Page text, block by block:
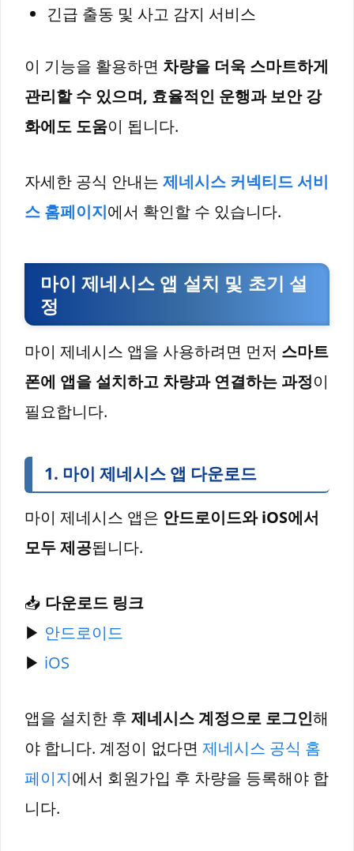
긴급 출동 및 사고 감지 서비스
이 기능을 활용하면 차량을 더욱 스마트하게
관리할 수 있으며, 효율적인 운행과 보안 강
화에도 도움이 됩니다.
자세한 공식 안내는 제네시스 커넥티드 서비
스 홈페이지에서 확인할 수 있습니다.
마이 제네시스 앱 설치 및 초기 설
정
마이 제네시스 앱을 사용하려면 먼저 스마트
폰에 앱을 설치하고 차량과 연결하는 과정이
필요합니다.
1. 마이 제네시스 앱 다운로드
마이 제네시스 앱은 안드로이드와 iOS에서
모두 제공됩니다.
📥 다운로드 링크
▶ 안드로이드
▶ iOS
앱을 설치한 후 제네시스 계정으로 로그인해
야 합니다. 계정이 없다면 제네시스 공식 홈
페이지에서 회원가입 후 차량을 등록해야 합
니다.